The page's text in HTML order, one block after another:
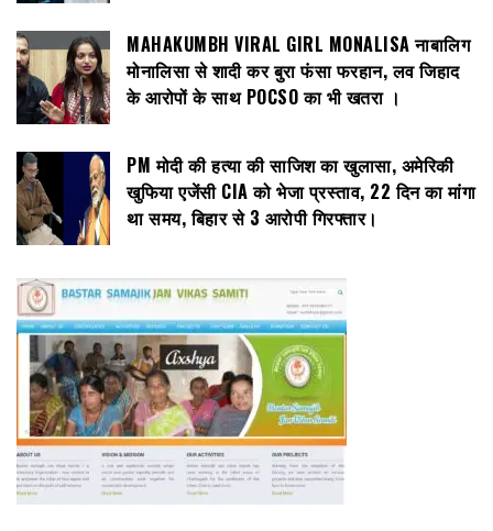
MAHAKUMBH VIRAL GIRL MONALISA नाबालिग
मोनालिसा से शादी कर बुरा फंसा फरहान, लव जिहाद
के आरोपों के साथ POCSO का भी खतरा ।
PM मोदी की हत्या की साजिश का खुलासा, अमेरिकी
खुफिया एजेंसी CIA को भेजा प्रस्ताव, 22 दिन का मांगा
था समय, बिहार से 3 आरोपी गिरफ्तार।